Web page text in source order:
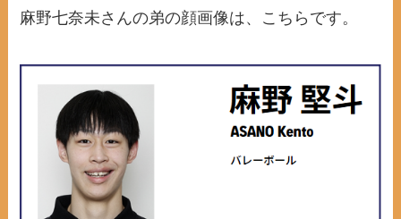
麻野七奈未さんの弟の顔画像は、こちらです。